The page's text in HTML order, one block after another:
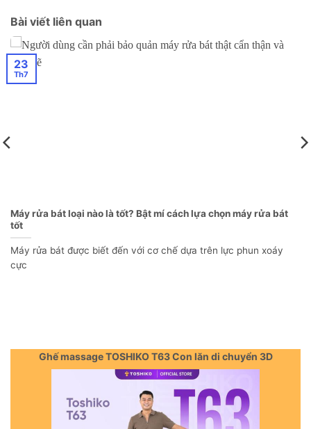
Bài viết liên quan
Máy rửa bát loại nào là tốt? Bật mí cách lựa chọn máy rửa bát
tốt
Máy rửa bát được biết đến với cơ chế dựa trên lực phun xoáy
cực
23
Th7
Ghế massage TOSHIKO T63 Con lăn di chuyển 3D